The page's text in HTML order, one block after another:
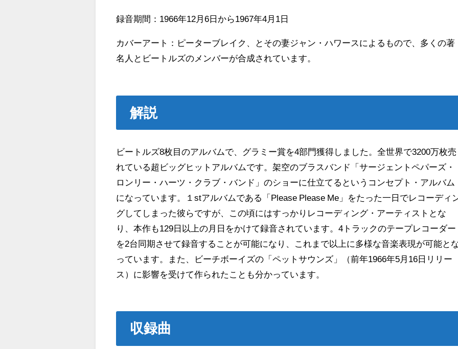
録音期間：1966年12月6日から1967年4月1日
カバーアート：ピーターブレイク、とその妻ジャン・ハワースによるもので、多くの著
名人とビートルズのメンバーが合成されています。
解説
ビートルズ8枚目のアルバムで、グラミー賞を4部門獲得しました。全世界で3200万枚売
れている超ビッグヒットアルバムです。架空のブラスバンド「サージェントペパーズ・
ロンリー・ハーツ・クラブ・バンド」のショーに仕立てるというコンセプト・アルバム
になっています。１stアルバムである「Please Please Me」をたった一日でレコーディ
グしてしまった彼らですが、この頃にはすっかりレコーディング・アーティストとな
り、本作も129日以上の月日をかけて録音されています。4トラックのテープレコーダー
を2台同期させて録音することが可能になり、これまで以上に多様な音楽表現が可能と
っています。また、ビーチボーイズの「ペットサウンズ」（前年1966年5月16日リリー
ス）に影響を受けて作られたことも分かっています。
収録曲